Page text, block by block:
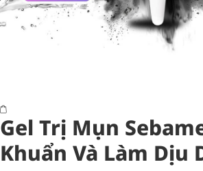
Gel Trị Mụn
Khuẩn Và Làm Dịu